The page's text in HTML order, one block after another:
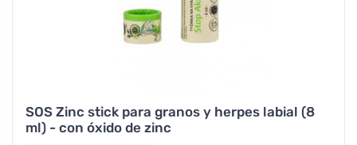
SOS Zinc stick para granos y herpes labial (8
ml) - con óxido de zinc